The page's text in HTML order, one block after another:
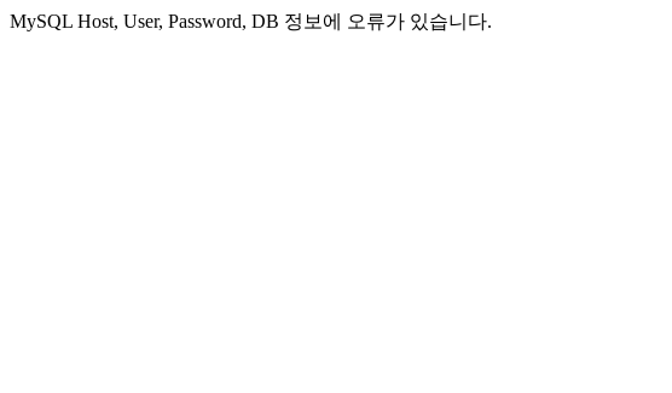
MySQL Host, User, Password, DB 정보에 오류가 있습니다.